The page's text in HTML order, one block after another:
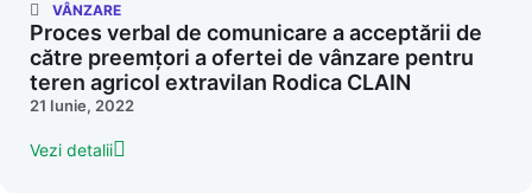
VÂNZARE
Proces verbal de comunicare a acceptării de
către preemțori a ofertei de vânzare pentru
teren agricol extravilan Rodica CLAIN
21 Iunie, 2022
Vezi detalii